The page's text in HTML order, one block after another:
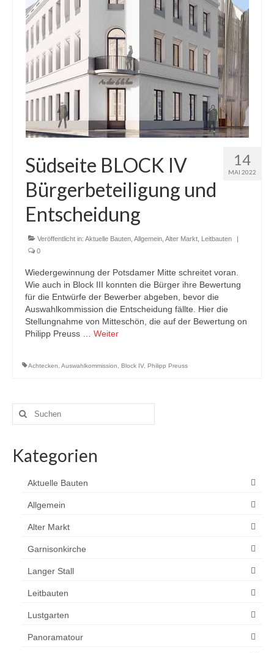
Blog
Kontakt
14
MAI 2022
Südseite BLOCK IV
Bürgerbeteiligung und
Entscheidung
Veröffentlicht in: Aktuelle Bauten Allgemein Alter Markt Leitbauten
|
0
Wiedergewinnung der Potsdamer Mitte schreitet voran.
Wie auch in Block III konnten die Bürger ihre Bewertung
für die Entwürfe der Bewerber abgeben, bevor die
Auswahlkommission die Entscheidung fällte. Hier die
Stellungnahme von Mitteschön, die auf der Bewertung on
Philipp Preuss … Weiter
Achtecken Auswahlkommission Block IV, Philipp Preuss
Suchen
nach:
Kategorien
Aktuelle Bauten
Allgemein
Alter Markt
Garnisonkirche
Langer Stall
Leitbauten
Lustgarten
Panoramatour